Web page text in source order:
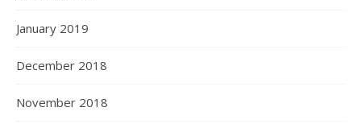
January 2019
December 2018
November 2018